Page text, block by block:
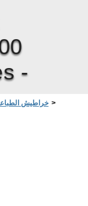
-
خراطيش >